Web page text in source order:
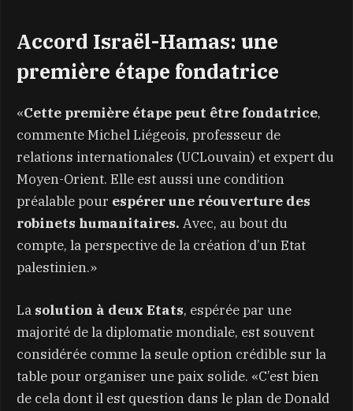
Accord Israël-Hamas: une
première étape fondatrice
«Cette première étape peut être fondatrice,
commente Michel Liégeois, professeur de
relations internationales (UCLouvain) et expert du
Moyen-Orient. Elle est aussi une condition
préalable pour espérer une réouverture des
robinets humanitaires. Avec, au bout du
compte, la perspective de la création d’un Etat
palestinien.»
La solution à deux Etats, espérée par une
majorité de la diplomatie mondiale, est souvent
considérée comme la seule option crédible sur la
table pour organiser une paix solide. «C’est bien
de cela dont il est question dans le plan de Donald